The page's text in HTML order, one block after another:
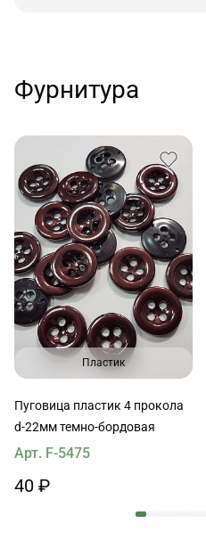
Фурнитура
Пластик
Пуговица пластик 4 прокола
d-22мм темно-бордовая
Арт. F-5475
40 ₽